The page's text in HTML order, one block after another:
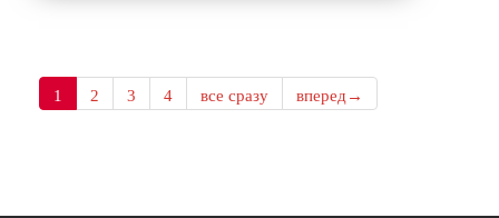
1 2 3 4 все сразу вперед→